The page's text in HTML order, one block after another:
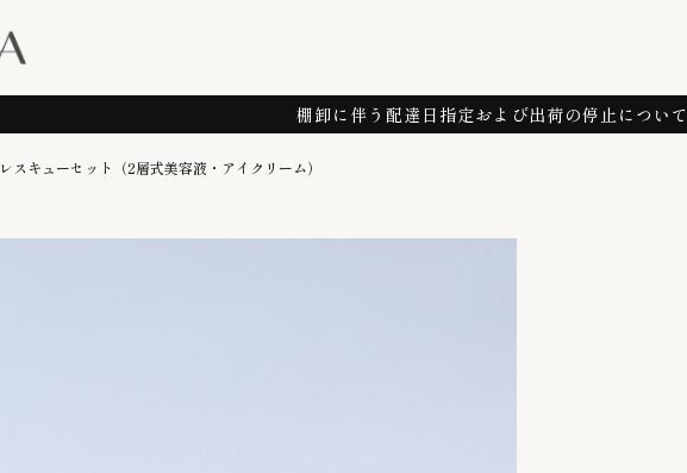
棚卸に伴う配達日指定および出荷の停止について
レスキューセット（2層式美容液・アイクリーム）